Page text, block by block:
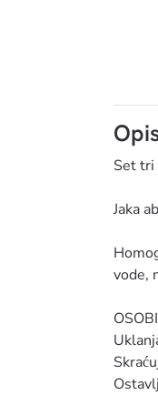
Set tri
Jaka
vode,